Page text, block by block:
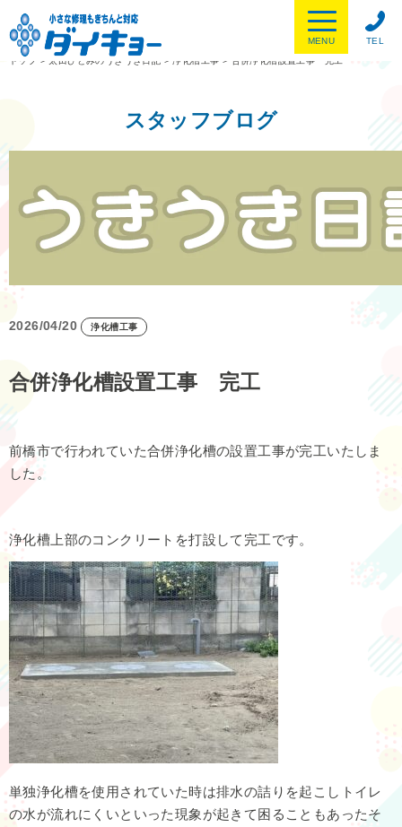
TEL
MENU
トップ
> 太田ひとみのうきうき日記 > 浄化槽工事 > 合併浄化槽設置工事 完工
スタッフブログ
2026/04/20 浄化槽工事
合併浄化槽設置工事 完工
前橋市で行われていた合併浄化槽の設置工事が完工いたしま
した。
浄化槽上部のコンクリートを打設して完工です。
単独浄化槽を使用されていた時は排水の詰りを起こしトイレ
の水が流れにくいといった現象が起きて困ることもあったそ